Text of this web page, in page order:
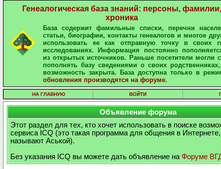
Генеалогическая база знаний: персоны, фамилии,
хроника
База содержит фамильные списки, перечни
статьи, биографии, контакты генеалогов и многое
использовать ее как отправную точку в своих
исследованиях. Информация постоянно
из открытых источников. Раньше посетители могли
пополнять базу сведениями о своих
возможность закрыта. База доступна только в
обновления производятся на форуме.
НА ГЛАВНУЮ ВОЙТИ
Объявление форума
Этот раздел для тех, кто хочет использовать в поиске
сервиса ICQ (это такая программа для общения в
называют Аськой).
Без указания ICQ вы можете дать объявление на Форуме